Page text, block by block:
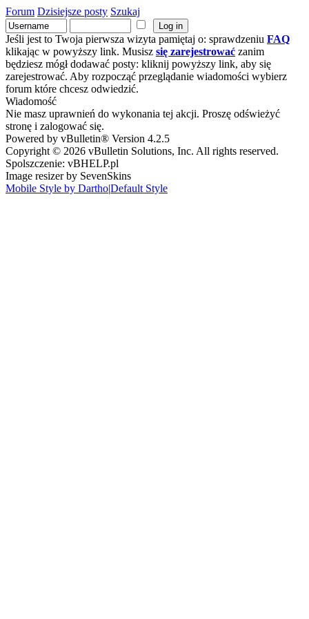
Forum Dzisiejsze posty Szukaj
Jeśli jest to Twoja pierwsza wizyta pamiętaj o: sprawdzeniu FAQ
klikając w powyższy link. Musisz się zarejestrować zanim
będziesz mógł dodawać posty: kliknij powyższy link, aby się
zarejestrować. Aby rozpocząć przeglądanie wiadomości wybierz
forum które chcesz odwiedzić.
Wiadomość
Nie masz uprawnień do wykonania tej akcji. Proszę odświeżyć
stronę i zalogować się.
Powered by vBulletin® Version 4.2.5
Copyright © 2026 vBulletin Solutions, Inc. All rights reserved.
Spolszczenie: vBHELP.pl
Image resizer by SevenSkins
Mobile Style by Dartho|Default Style